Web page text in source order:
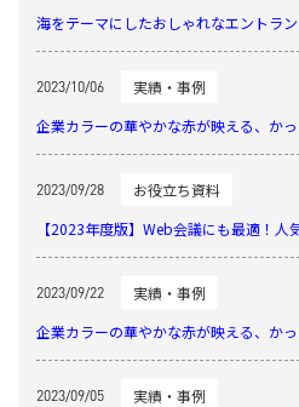
海をテーマにしたおしゃれなエントラ
2023/10/06
実績・事例
企業カラーの華やかな赤が映える、か
2023/09/28
お役立ち資料
【2023年度版】Web会議にも最適！
2023/09/22
実績・事例
企業カラーの華やかな赤が映える、か
2023/09/05
実績・事例